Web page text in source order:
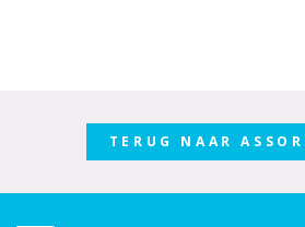
TERUG NAAR